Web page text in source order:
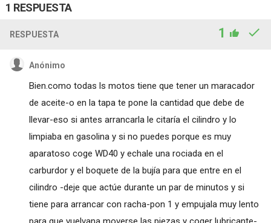
1 RESPUESTA
RESPUESTA 1
Anónimo
Bien.como todas ls motos tiene que tener un maracador
de aceite-o en la tapa te pone la cantidad que debe de
llevar-eso si antes arrancarla le citaría el cilindro y lo
limpiaba en gasolina y si no puedes porque es muy
aparatoso coge WD40 y echale una rociada en el
carburdor y el boquete de la bujía para que entre en el
cilindro -deje que actúe durante un par de minutos y si
tiene para arrancar con racha-pon 1 y empujala muy lento